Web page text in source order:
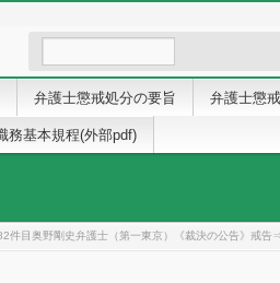
弁護士懲戒処分の要旨 弁護士懲
務基本規程(外部pdf)
件目奥野剛史弁護士（第一東京）《裁決の公告》戒告